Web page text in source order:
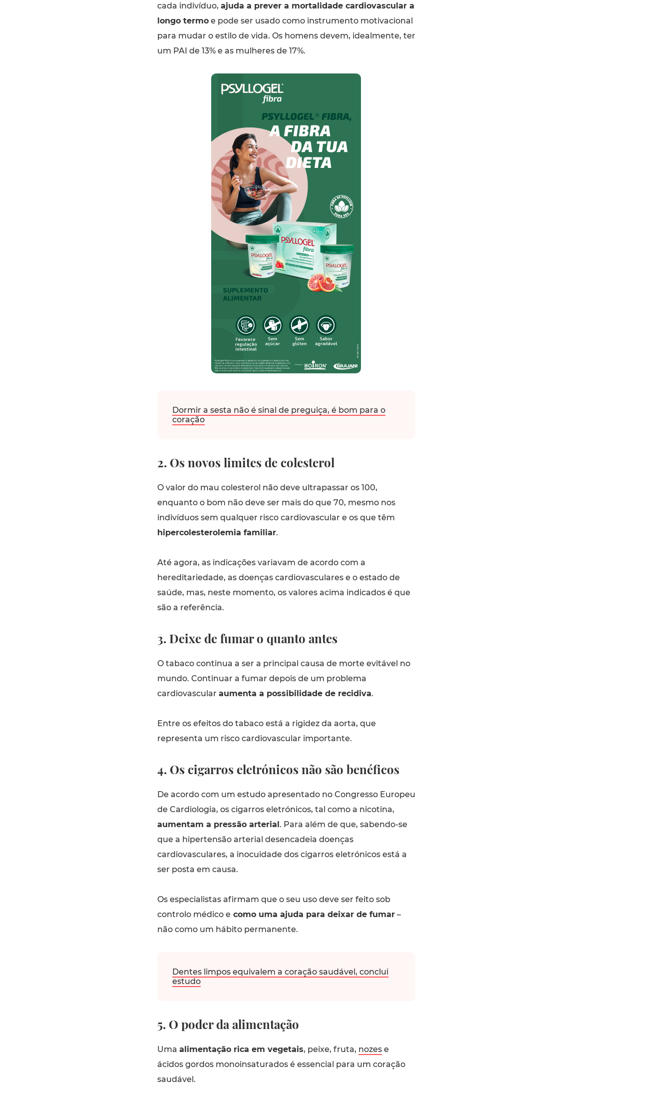
cada indivíduo, ajuda a prever a mortalidade cardiovascular a
longo termoe pode ser usado como instrumento motivacional
para mudar o estilo de vida. Os homens devem, idealmente, ter
um PAI de 13% e as mulheres de 17%.
Dormir a sesta não é sinal de preguiça, é bom para o
coração
2. Os novos limites de colesterol
O valor do mau colesterol não deve ultrapassar os 100,
enquanto o bom não deve ser mais do que 70, mesmo nos
indivíduos sem qualquer risco cardiovascular e os que têm
hipercolesterolemia familiar.
Até agora, as indicações variavam de acordo com a
hereditariedade, as doenças cardiovasculares e o estado de
saúde, mas, neste momento, os valores acima indicados é que
são a referência.
3. Deixe de fumar o quanto antes
O tabaco continua a ser a principal causa de morte evitável no
mundo. Continuar a fumar depois de um problema
cardiovascular aumenta a possibilidade de recidiva.
Entre os efeitos do tabaco está a rigidez da aorta, que
representa um risco cardiovascular importante.
4. Os cigarros eletrónicos não são benéficos
De acordo com um estudo apresentado no Congresso Europeu
de Cardiologia, os cigarros eletrónicos, tal como a nicotina,
aumentam a pressão arterial. Para além de que, sabendo-se
que a hipertensão arterial desencadeia doenças
cardiovasculares, a inocuidade dos cigarros eletrónicos está a
ser posta em causa.
Os especialistas afirmam que o seu uso deve ser feito sob
controlo médico e como uma ajuda para deixar de fumar–
não como um hábito permanente.
Dentes limpos equivalem a coração saudável, conclui
estudo
5. O poder da alimentação
Uma alimentação rica em vegetais, peixe, fruta, nozese
ácidos gordos monoinsaturados é essencial para um coração
saudável.